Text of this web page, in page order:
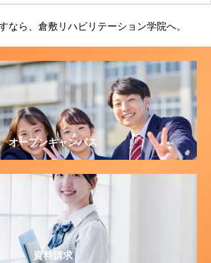
なら、倉敷リハビリテーション学院へ。
オープンキャンパス
資料請求